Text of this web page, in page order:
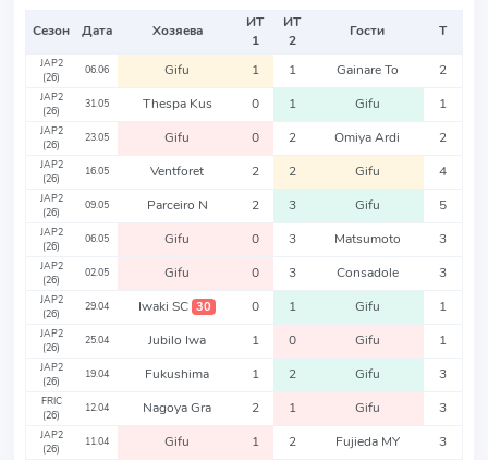
Сезон Дата Хозяева
ИТ
1
ИТ
2
Гости Т
JAP2
(26)
06.06 Gifu 1 1 Gainare To 2
JAP2
(26)
31.05 Thespa Kus 0 1 Gifu 1
JAP2
(26)
23.05 Gifu 0 2 Omiya Ardi 2
JAP2
(26)
16.05 Ventforet 2 2 Gifu 4
JAP2
(26)
09.05 Parceiro N 2 3 Gifu 5
JAP2
(26)
06.05 Gifu 0 3 Matsumoto 3
JAP2
(26)
02.05 Gifu 0 3 Consadole 3
JAP2
(26)
29.04 Iwaki SC 30 0 1 Gifu 1
JAP2
(26)
25.04 Jubilo Iwa 1 0 Gifu 1
JAP2
(26)
19.04 Fukushima 1 2 Gifu 3
FRIC
(26)
12.04 Nagoya Gra 2 1 Gifu 3
JAP2
(26)
11.04 Gifu 1 2 Fujieda MY 3